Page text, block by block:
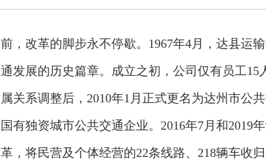
，改革的脚步永不停歇。1967年4月，达县运
发展的历史篇章。成立之初，公司仅有员工15
关系调整后，2010年1月正式更名为达州市公
有独资城市公共交通企业。2016年7月和2019
，将民营及个体经营的22条线路、218辆车收